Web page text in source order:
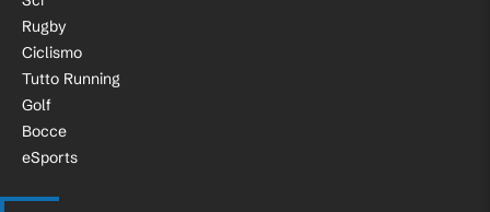
Rugby
Ciclismo
Tutto Running
Golf
Bocce
eSports